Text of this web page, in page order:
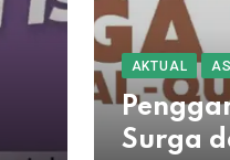
AKTUAL
Surga